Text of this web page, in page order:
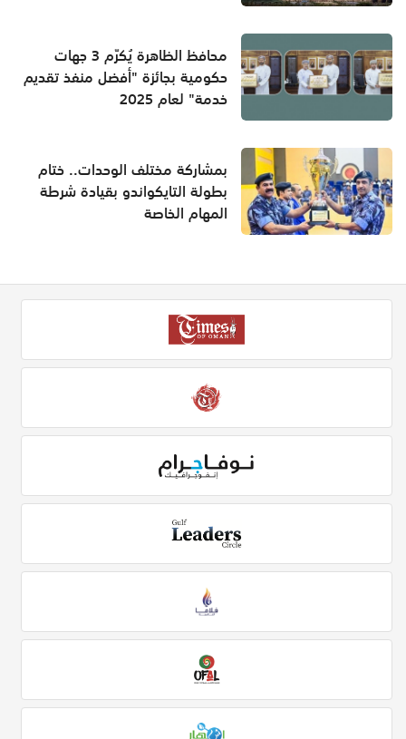
محافظ الظاهرة يُكرّم 3 جهات
حكومية بجائزة "أفضل منفذ تقديم
خدمة" لعام 2025
بمشاركة مختلف الوحدات.. ختام
بطولة التايكواندو بقيادة شرطة
المهام الخاصة